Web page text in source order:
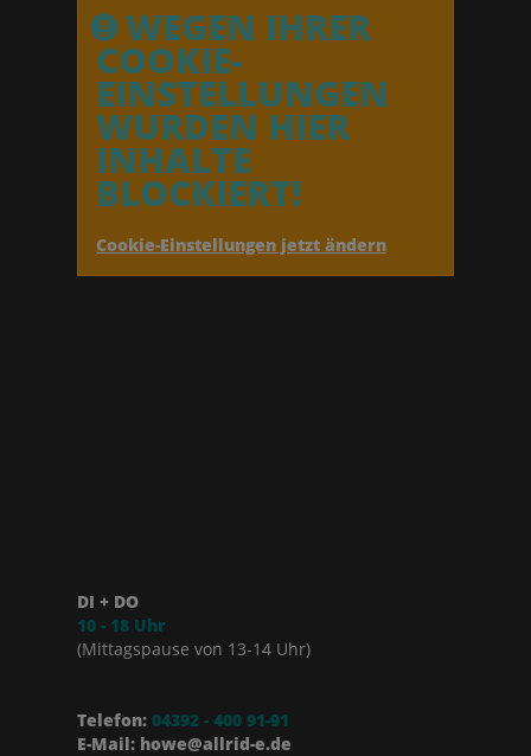
WEGEN IHRER
COOKIE-
EINSTELLUNGEN
WURDEN HIER
INHALTE
BLOCKIERT!
Cookie-Einstellungen jetzt ändern
DI + DO
10 - 18 Uhr
(Mittagspause von 13-14 Uhr)
Telefon: 04392 - 400 91-91
E-Mail: howe@allrid-e.de